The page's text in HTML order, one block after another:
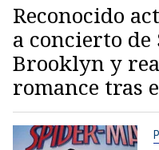
Reconocido
a concierto
Brooklyn y
romance tras